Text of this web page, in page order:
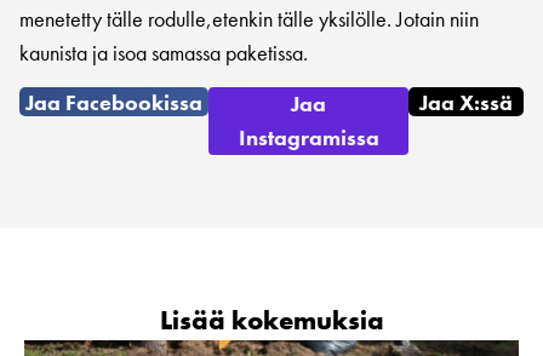
menetetty tälle rodulle,etenkin tälle yksilölle. Jotain niin
kaunista ja isoa samassa paketissa.
Jaa Facebookissa
Jaa
Instagramissa
Jaa X:ssä
Lisää kokemuksia